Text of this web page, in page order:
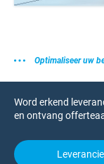
Optimaliseer uw
Word erkend
en ontvang